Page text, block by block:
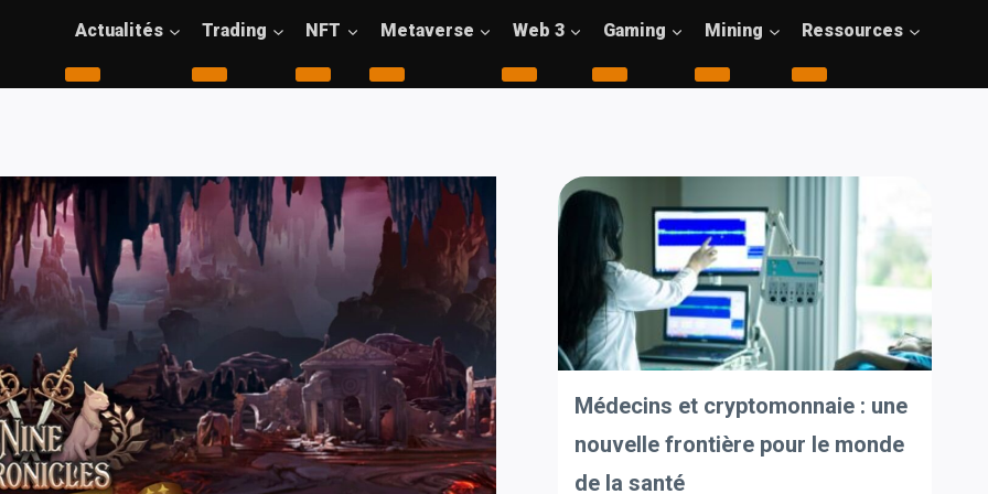
Actualités Trading NFT Metaverse Web 3 Gaming Mining Ressources
Médecins et cryptomonnaie : une
nouvelle frontière pour le monde
de la santé